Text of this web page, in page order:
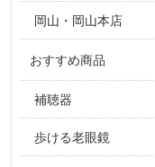
岡山・岡山本店
おすすめ商品
補聴器
歩ける老眼鏡